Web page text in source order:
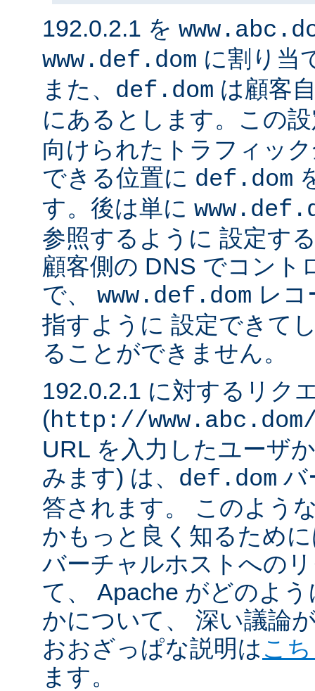
192.0.2.1 を
www.def.dom に割り当
また、 def.dom は顧客
にあるとします。この
向けられたトラフィッ
できる位置に def.dom
す。後は単に
参照するように 設定す
顧客側の DNS でコント
で、 www.def.dom レ
指すように 設定できて
ることができません。
192.0.2.1 に対するリク
(http://
URL を入力したユーザ
みます) は、 def.dom バ
答されます。 このよう
かもっと良く知るため
バーチャルホストへの
て、 Apache がどのよ
かについて、 深い議論
おおざっぱな説明は こ
ます。